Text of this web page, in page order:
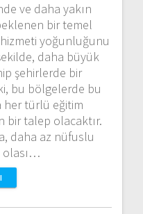
ve daha yakın
bir temel
yoğunluğunu
daha büyük
şehirlerde bir
bu bölgelerde bu
her türlü eğitim
bir talep olacaktır.
daha az nüfuslu
olası…